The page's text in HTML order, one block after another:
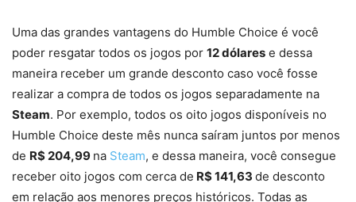
Uma das grandes vantagens do Humble Choice é você
poder resgatar todos os jogos por 12 dólares e dessa
maneira receber um grande desconto caso você fosse
realizar a compra de todos os jogos separadamente na
Steam. Por exemplo, todos os oito jogos disponíveis no
Humble Choice deste mês nunca saíram juntos por menos
de R$ 204,99 na Steam, e dessa maneira, você consegue
receber oito jogos com cerca de R$ 141,63 de desconto
em relação aos menores preços históricos. Todas as